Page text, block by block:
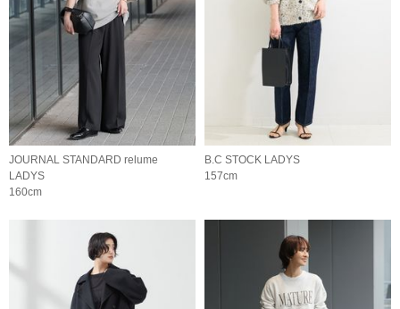
JOURNAL STANDARD relume
LADYS
160cm
B.C STOCK LADYS
157cm